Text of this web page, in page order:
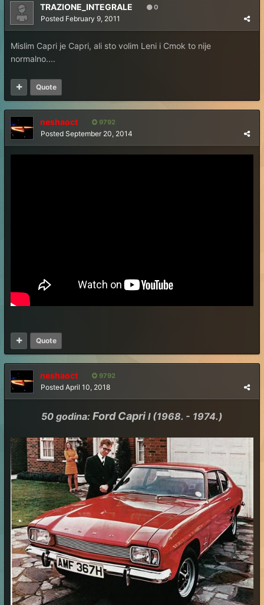
TRAZIONE_INTEGRALE 0
Posted February 9, 2011
Mislim Capri je Capri, ali sto volim Leni i Cmok to nije
normalno....
Quote
neshaoct 9792
Posted September 20, 2014
Quote
neshaoct 9792
Posted April 10, 2018
50 godina: Ford Capri I (1968. - 1974.)